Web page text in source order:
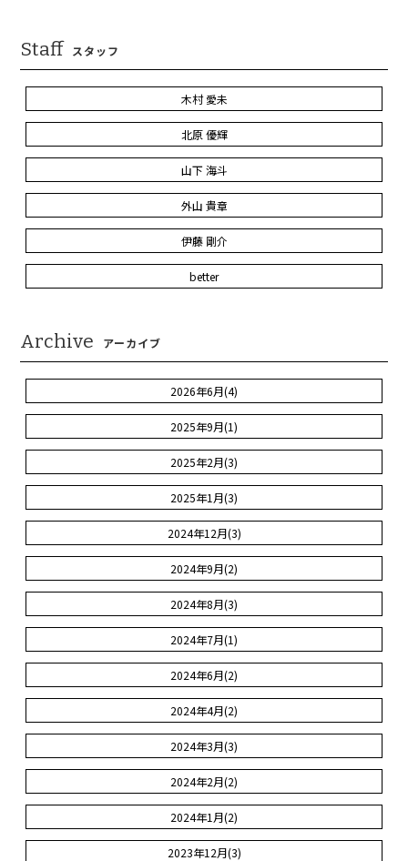
Staff スタッフ
木村 愛未
北原 優輝
山下 海斗
外山 貴章
伊藤 剛介
better
Archive アーカイブ
2026年6月(4)
2025年9月(1)
2025年2月(3)
2025年1月(3)
2024年12月(3)
2024年9月(2)
2024年8月(3)
2024年7月(1)
2024年6月(2)
2024年4月(2)
2024年3月(3)
2024年2月(2)
2024年1月(2)
2023年12月(3)